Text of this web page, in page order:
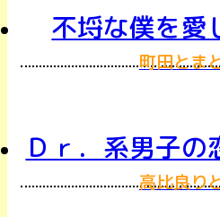
不埒な僕を愛
町田とま
Ｄｒ．系男子の
高比良り